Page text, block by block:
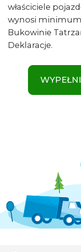
właściciele
wynosi minimum
Bukowinie
Deklaracje.